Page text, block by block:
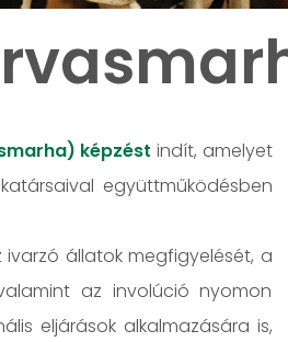
képzést indít, amelyet
együttműködésben
állatok megfigyelését, a
az involúció nyomon
eljárások alkalmazására is,